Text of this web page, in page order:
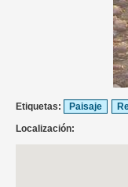
Etiquetas: Paisaje
Localización: